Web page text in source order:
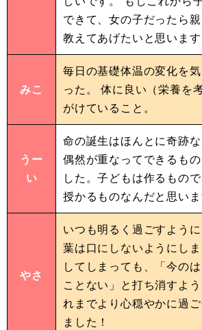
できて、女の子だったら
教えてあげたいと思います
みこ
毎日の基礎体温の変化を
った。 体に良い（栄養を
がけていること。
うー
い
命の誕生はほんとに奇跡
偶然が重なってできるも
した。子どもは作るもの
授かるものなんだと思いま
やさ
いつも明るく過ごすよう
葉は口にしないようにし
してしまっても、「今の
ことない」と打ち消すよ
れまでより心穏やかに過
ました！